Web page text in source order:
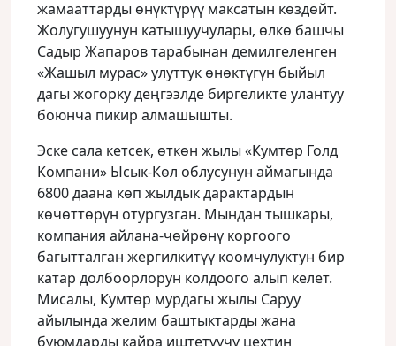
жамааттарды өнүктүрүү максатын көздөйт.
Жолугушуунун катышуучулары, өлкө башчы
Садыр Жапаров тарабынан демилгеленген
«Жашыл мурас» улуттук өнөктүгүн быйыл
дагы жогорку деңгээлде биргеликте улантуу
боюнча пикир алмашышты.
Эске сала кетсек, өткөн жылы «Кумтөр Голд
Компани» Ысык-Көл облусунун аймагында
6800 даана көп жылдык дарактардын
көчөттөрүн отургузган. Мындан тышкары,
компания айлана-чөйрөнү коргоого
багытталган жергилкитүү коомчулуктун бир
катар долбоорлорун колдоого алып келет.
Мисалы, Кумтөр мурдагы жылы Саруу
айылында желим баштыктарды жана
буюмдарды кайра иштетүүчү цехтин